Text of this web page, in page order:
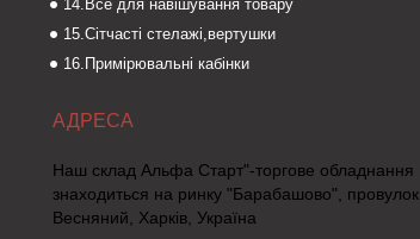
14.Все для навішування товару
15.Сітчасті стелажі,вертушки
16.Примірювальні кабінки
Наш склад Альфа Старт"-торгове обладнання
знаходиться на ринку "Барабашово", провулок
Весняний, Харків, Україна